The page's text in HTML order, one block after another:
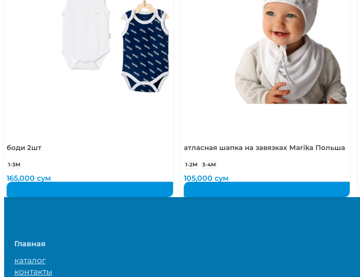
боди 2шт
1-3М
165,000сум
атласная шапка на завязках Marika Польша
1-2М 3-4М
105,000 сум
Главная
каталог
контакты